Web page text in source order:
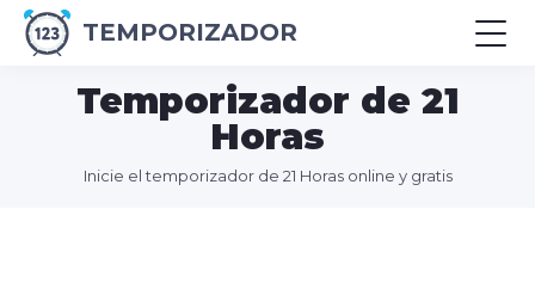
TEMPORIZADOR
Temporizador de 21
Horas
Inicie el temporizador de 21 Horas online y gratis